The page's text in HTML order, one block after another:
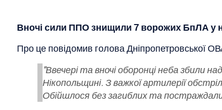
Вночі сили ППО знищили 7 ворожих БпЛА у
Про це повідомив голова Дніпропетровської
"Ввечері та вночі оборонці неба збили
Нікопольщині. З важкої артилерії
Обійшлося без загиблих та